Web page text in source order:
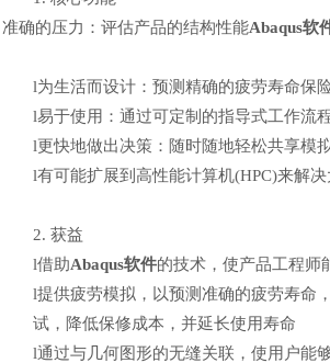
准确的压力：评估产品的结构性能Abaqus软
l为生活而设计：预测精确的疲劳寿命保
l易于使用：通过可定制的指导式工作流
l更快地做出决策：随时随地轻松共享模
l有可能扩展到高性能计算机(HPC)来解
2. 获益
l借助Abaqus软件的技术，使产品工程师
l提供疲劳模拟，以预测准确的疲劳寿命
试，降低保修成本，并延长使用寿命
l通过与几何图形的无缝关联，使用户能